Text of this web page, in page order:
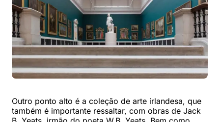
Outro ponto alto é a coleção de arte irlandesa, que
também é importante ressaltar, com obras de Jack